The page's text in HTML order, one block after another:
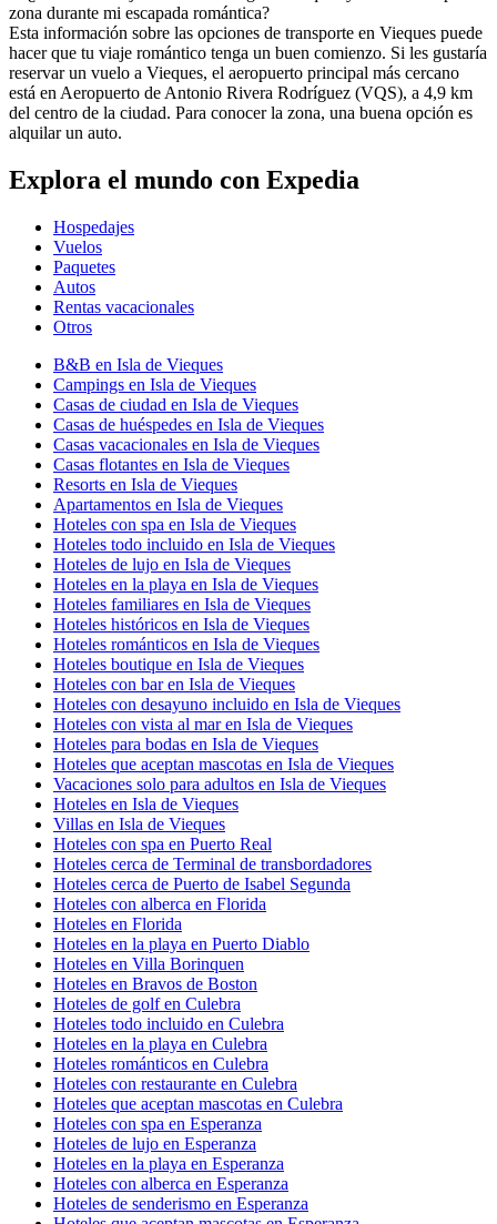
zona durante mi escapada romántica?
Esta información sobre las opciones de transporte en Vieques puede
hacer que tu viaje romántico tenga un buen comienzo. Si les gustaría
reservar un vuelo a Vieques, el aeropuerto principal más cercano
está en Aeropuerto de Antonio Rivera Rodríguez (VQS), a 4,9 km
del centro de la ciudad. Para conocer la zona, una buena opción es
alquilar un auto.
Explora el mundo con Expedia
Hospedajes
Vuelos
Paquetes
Autos
Rentas vacacionales
Otros
B&B en Isla de Vieques
Campings en Isla de Vieques
Casas de ciudad en Isla de Vieques
Casas de huéspedes en Isla de Vieques
Casas vacacionales en Isla de Vieques
Casas flotantes en Isla de Vieques
Resorts en Isla de Vieques
Apartamentos en Isla de Vieques
Hoteles con spa en Isla de Vieques
Hoteles todo incluido en Isla de Vieques
Hoteles de lujo en Isla de Vieques
Hoteles en la playa en Isla de Vieques
Hoteles familiares en Isla de Vieques
Hoteles históricos en Isla de Vieques
Hoteles románticos en Isla de Vieques
Hoteles boutique en Isla de Vieques
Hoteles con bar en Isla de Vieques
Hoteles con desayuno incluido en Isla de Vieques
Hoteles con vista al mar en Isla de Vieques
Hoteles para bodas en Isla de Vieques
Hoteles que aceptan mascotas en Isla de Vieques
Vacaciones solo para adultos en Isla de Vieques
Hoteles en Isla de Vieques
Villas en Isla de Vieques
Hoteles con spa en Puerto Real
Hoteles cerca de Terminal de transbordadores
Hoteles cerca de Puerto de Isabel Segunda
Hoteles con alberca en Florida
Hoteles en Florida
Hoteles en la playa en Puerto Diablo
Hoteles en Villa Borinquen
Hoteles en Bravos de Boston
Hoteles de golf en Culebra
Hoteles todo incluido en Culebra
Hoteles en la playa en Culebra
Hoteles románticos en Culebra
Hoteles con restaurante en Culebra
Hoteles que aceptan mascotas en Culebra
Hoteles con spa en Esperanza
Hoteles de lujo en Esperanza
Hoteles en la playa en Esperanza
Hoteles con alberca en Esperanza
Hoteles de senderismo en Esperanza